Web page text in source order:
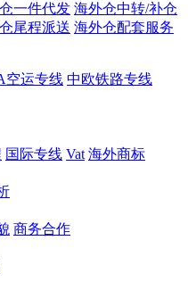
一件代发 海外仓中转/补仓
尾程派送 海外仓配套服务
空运专线 中欧铁路专线
国际专线 Vat 海外商标
商务合作